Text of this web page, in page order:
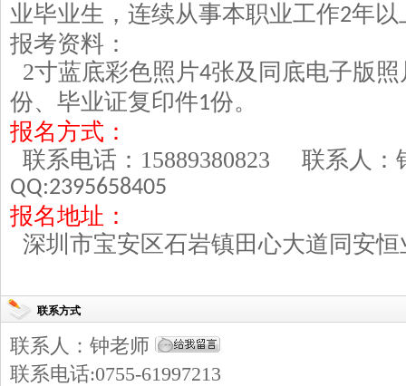
业毕业生，连续从事本职业工作2年以
报考资料：
2寸蓝底彩色照片4张及同底电子版照
份、毕业证复印件1份。
报名方式：
联系电话： 15889380823 联系人
QQ:2395658405
报名地址：
深圳市宝安区石岩镇田心大道同安
联系方式
联系人：钟老师
联系电话:0755-61997213